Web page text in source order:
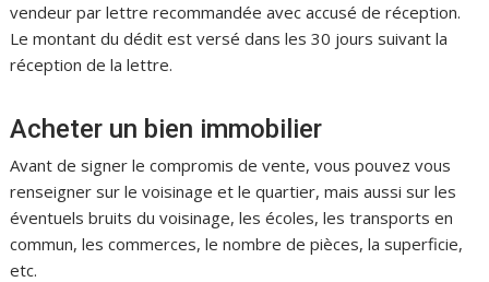
vendeur par lettre recommandée avec accusé de réception.
Le montant du dédit est versé dans les 30 jours suivant la
réception de la lettre.
Acheter un bien immobilier
Avant de signer le compromis de vente, vous pouvez vous
renseigner sur le voisinage et le quartier, mais aussi sur les
éventuels bruits du voisinage, les écoles, les transports en
commun, les commerces, le nombre de pièces, la superficie,
etc.